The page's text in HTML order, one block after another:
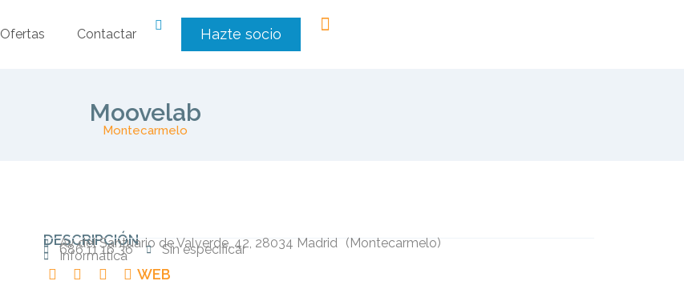
Ofertas Contactar Hazte socio
Moovelab
Montecarmelo
DESCRIPCIÓN
Av del Santuario de Valverde, 42, 28034 Madrid (Montecarmelo)
686 11 16 36 Sin especificar
Informática
WEB